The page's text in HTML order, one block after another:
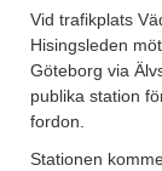
Vid trafikplats
Hisingsleden
Göteborg via
publika station
fordon.
Stationen